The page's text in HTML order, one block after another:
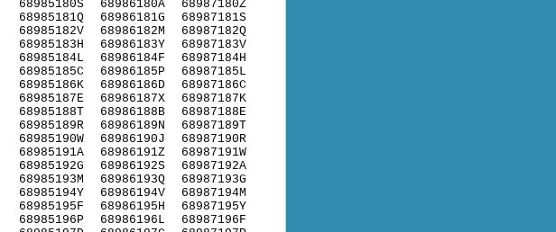
68985180S
68985181Q
68985182V
68985183H
68985184L
68985185C
68985186K
68985187E
68985188T
68985189R
68985190W
68985191A
68985192G
68985193M
68985194Y
68985195F
68985196P
68986180A
68986181G
68986182M
68986183Y
68986184F
68986185P
68986186D
68986187X
68986188B
68986189N
68986190J
68986191Z
68986192S
68986193Q
68986194V
68986195H
68986196L
68987180Z
68987181S
68987182Q
68987183V
68987184H
68987185L
68987186C
68987187K
68987188E
68987189T
68987190R
68987191W
68987192A
68987193G
68987194M
68987195Y
68987196F